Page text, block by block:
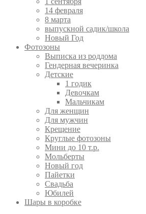
14 февраля
8 марта
выпускной садик/школа
Новый Год
Фотозоны
Выписка из роддома
Гендерная вечеринка
Детские
1 годик
Девочкам
Мальчикам
Для женщин
Для мужчин
Крещение
Круглые фотозоны
Мини до 10 т.р.
Мольберты
Новый год
Пайетки
Свадьба
Юбилей
Шары в коробке